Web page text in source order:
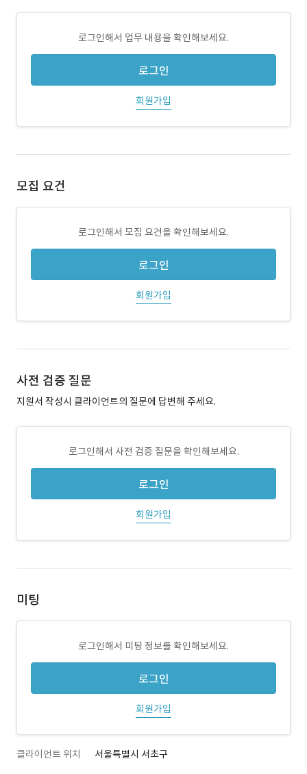
로그인해서 업무 내용을 확인해보세요.
로그인
회원가입
모집 요건
로그인해서 모집 요건을 확인해보세요.
로그인
회원가입
사전 검증 질문
지원서 작성시 클라이언트의 질문에 답변해 주세요.
로그인해서 사전 검증 질문을 확인해보세요.
로그인
회원가입
미팅
로그인해서 미팅 정보를 확인해보세요.
로그인
회원가입
클라이언트 위치 서울특별시 서초구